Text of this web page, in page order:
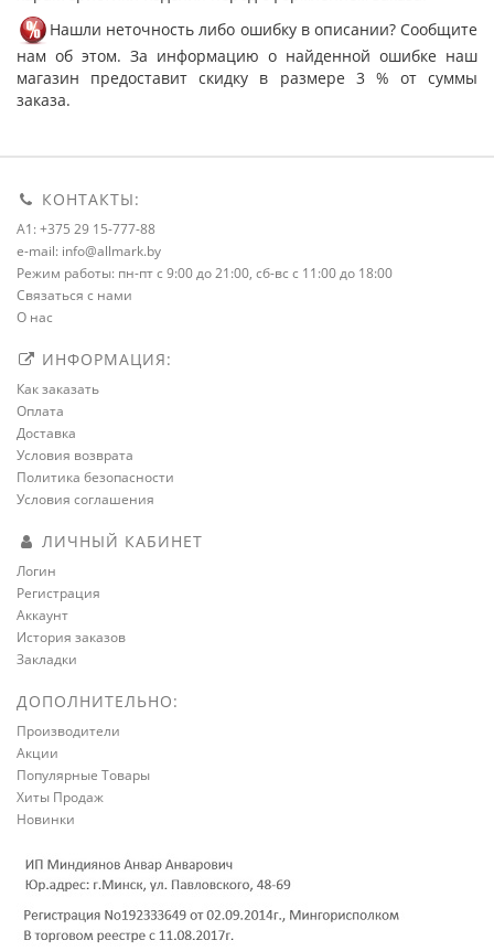
Нашли неточность либо ошибку в описании? Сообщите
нам об этом. За информацию о найденной ошибке наш
магазин предоставит скидку в размере 3 % от суммы
заказа.
КОНТАКТЫ:
A1: +375 29 15-777-88
e-mail: info@allmark.by
Режим работы: пн-пт с 9:00 до 21:00, сб-вс с 11:00 до 18:00
Связаться с нами
О нас
ИНФОРМАЦИЯ:
Как заказать
Оплата
Доставка
Условия возврата
Политика безопасности
Условия соглашения
ЛИЧНЫЙ КАБИНЕТ
Логин
Регистрация
Аккаунт
История заказов
Закладки
ДОПОЛНИТЕЛЬНО:
Производители
Акции
Популярные Товары
Хиты Продаж
Новинки